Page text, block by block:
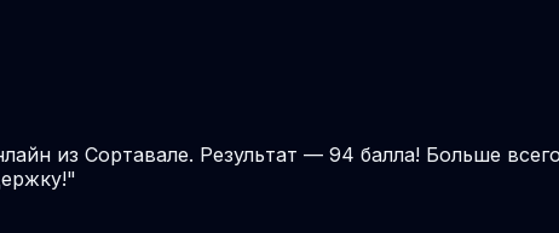
из Сортавале. Результат — 94 балла! Больше
"